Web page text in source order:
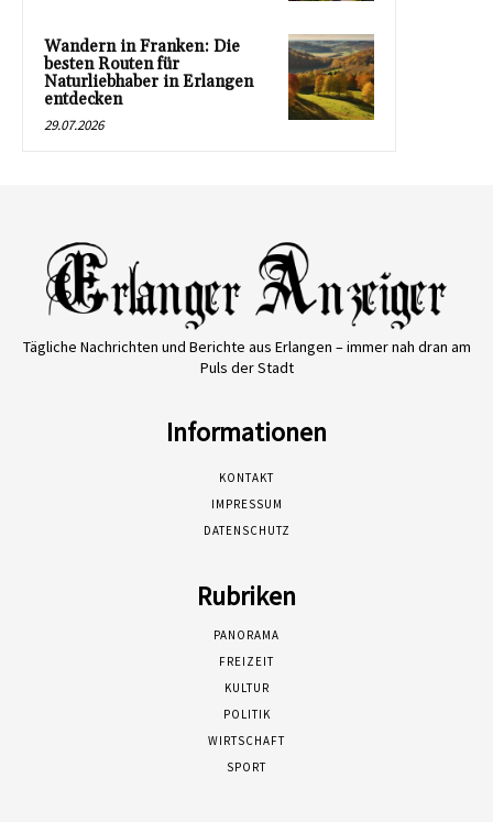
Wandern in Franken: Die
besten Routen für
Naturliebhaber in Erlangen
entdecken
29.07.2026
Tägliche Nachrichten und Berichte aus Erlangen – immer nah dran am
Puls der Stadt
Informationen
KONTAKT
IMPRESSUM
DATENSCHUTZ
Rubriken
PANORAMA
FREIZEIT
KULTUR
POLITIK
WIRTSCHAFT
SPORT